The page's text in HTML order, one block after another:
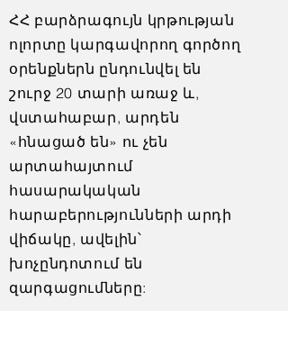
ՀՀ բարձրագույն կրթության
ոլորտը կարգավորող գործող
օրենքներն ընդունվել են
շուրջ 20 տարի առաջ և,
վստահաբար, արդեն
«հնացած են» ու չեն
արտահայտում
հասարակական
հարաբերությունների արդի
վիճակը, ավելին՝
խոչընդոտում են
զարգացումները: